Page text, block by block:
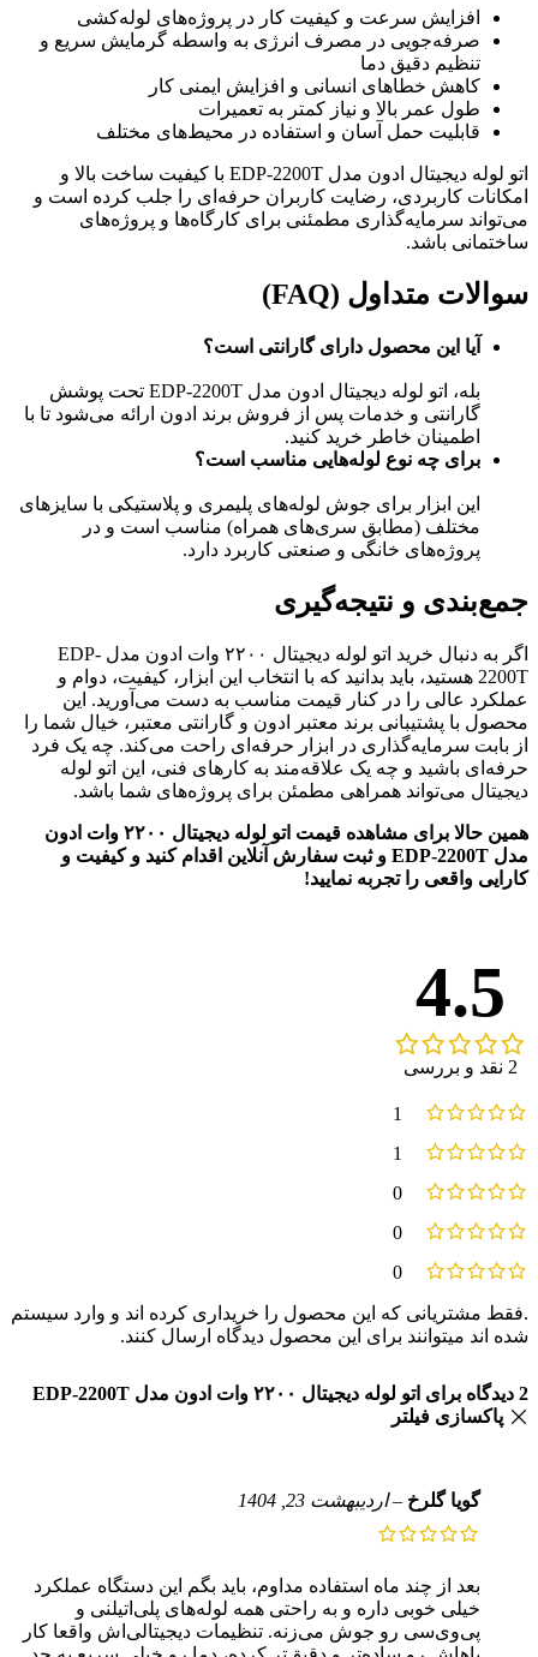
افزایش سرعت و کیفیت کار در پروژه‌های لوله‌کشی
صرفه‌جویی در مصرف انرژی به واسطه گرمایش سریع و
تنظیم دقیق دما
کاهش خطاهای انسانی و افزایش ایمنی کار
طول عمر بالا و نیاز کمتر به تعمیرات
قابلیت حمل آسان و استفاده در محیط‌های مختلف
اتو لوله دیجیتال ادون مدل EDP-2200T با کیفیت ساخت بالا و
امکانات کاربردی، رضایت کاربران حرفه‌ای را جلب کرده است و
می‌تواند سرمایه‌گذاری مطمئنی برای کارگاه‌ها و پروژه‌های
ساختمانی باشد.
سوالات متداول (FAQ)
آیا این محصول دارای گارانتی است؟
بله، اتو لوله دیجیتال ادون مدل EDP-2200T تحت پوشش
گارانتی و خدمات پس از فروش برند ادون ارائه می‌شود تا با
اطمینان خاطر خرید کنید.
برای چه نوع لوله‌هایی مناسب است؟
این ابزار برای جوش لوله‌های پلیمری و پلاستیکی با سایزهای
مختلف (مطابق سری‌های همراه) مناسب است و در
پروژه‌های خانگی و صنعتی کاربرد دارد.
جمع‌بندی و نتیجه‌گیری
اگر به دنبال خرید اتو لوله دیجیتال ۲۲۰۰ وات ادون مدل EDP-
2200T هستید، باید بدانید که با انتخاب این ابزار، کیفیت، دوام و
عملکرد عالی را در کنار قیمت مناسب به دست می‌آورید. این
محصول با پشتیبانی برند معتبر ادون و گارانتی معتبر، خیال شما را
از بابت سرمایه‌گذاری در ابزار حرفه‌ای راحت می‌کند. چه یک فرد
حرفه‌ای باشید و چه یک علاقه‌مند به کارهای فنی، این اتو لوله
دیجیتال می‌تواند همراهی مطمئن برای پروژه‌های شما باشد.
همین حالا برای مشاهده قیمت اتو لوله دیجیتال ۲۲۰۰ وات ادون
مدل EDP-2200T و ثبت سفارش آنلاین اقدام کنید و کیفیت و
کارایی واقعی را تجربه نمایید!
4.5
2 نقد و بررسی
1
1
0
0
0
2 دیدگاه برای
اتو لوله دیجیتال ۲۲۰۰ وات ادون مدل EDP-2200T
پاکسازی فیلتر
گویا گلرخ – اردیبهشت 23, 1404
بعد از چند ماه استفاده مداوم، باید بگم این دستگاه عملکرد
خیلی خوبی داره و به راحتی همه لوله‌های پلی‌اتیلنی و
پی‌وی‌سی رو جوش می‌زنه. تنظیمات دیجیتالی‌اش واقعا کار
.فقط مشتریانی که این محصول را خریداری کرده اند و وارد سیستم
شده اند میتوانند برای این محصول دیدگاه ارسال کنند.